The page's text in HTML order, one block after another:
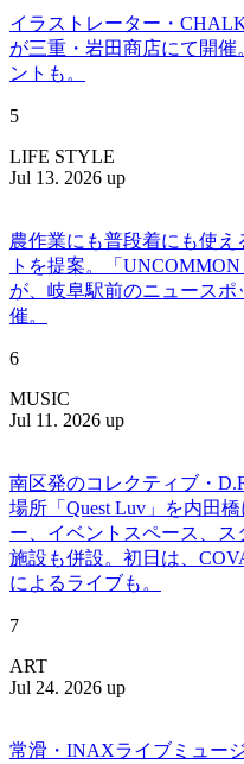
イラストレーター・
が三重・岩田商店にて開
ントも。
5
LIFE STYLE
Jul 13. 2026 up
農作業にも普段着にも使
トを提案。「
が、岐阜駅前のニュースポ
催。
6
MUSIC
Jul 11. 2026 up
南区発のコレクティブ・
場所「Quest Luv」を内田
ー、イベントスペース、
施設も併設。初日は、
によるライブも。
7
ART
Jul 24. 2026 up
常滑・INAXライブミュー